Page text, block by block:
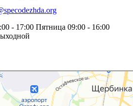
- 17:00 Пятница 09:00 - 16:00